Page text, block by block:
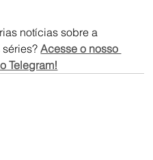
notícias sobre a
séries? Acesse o nosso
Telegram!